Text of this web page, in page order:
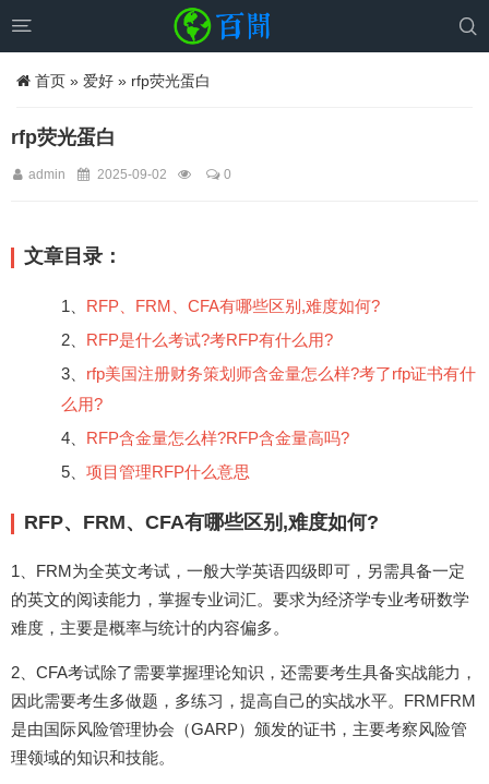
 
首页 » 爱好 » rfp荧光蛋白
rfp荧光蛋白
admin 2025-09-02 0
文章目录：
1、 RFP、FRM、CFA有哪些区别,难度如何?
2、 RFP是什么考试?考RFP有什么用?
3、 rfp美国注册财务策划师含金量怎么样?考了rfp证书有什
么用?
4、 RFP含金量怎么样?RFP含金量高吗?
5、 项目管理RFP什么意思
RFP、FRM、CFA有哪些区别,难度如何?
1、FRM为全英文考试，一般大学英语四级即可，另需具备一定
的英文的阅读能力，掌握专业词汇。要求为经济学专业考研数学
难度，主要是概率与统计的内容偏多。
2、CFA考试除了需要掌握理论知识，还需要考生具备实战能力，
因此需要考生多做题，多练习，提高自己的实战水平。FRMFRM
是由国际风险管理协会（GARP）颁发的证书，主要考察风险管
理领域的知识和技能。